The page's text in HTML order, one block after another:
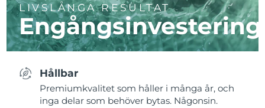
LIVSLÅNGA RESULTAT
Engångsinvestering
Hållbar
Premiumkvalitet som håller i många år, och
inga delar som behöver bytas. Någonsin.